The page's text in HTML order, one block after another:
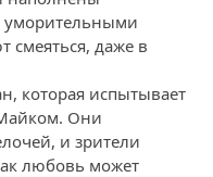
смеяться, даже в
которая испытывает
Они
и зрители
любовь может